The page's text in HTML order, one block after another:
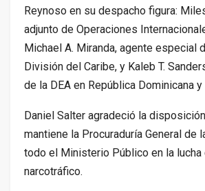
Reynoso en su despacho figura:
adjunto de Operaciones
Michael A. Miranda, agente especial
División del Caribe, y Kaleb T.
de la DEA en República Dominicana y
Daniel Salter agradeció la
mantiene la Procuraduría General de
todo el Ministerio Público en la lucha
narcotráfico.